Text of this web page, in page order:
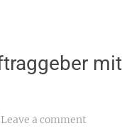
mit
Leave a comment